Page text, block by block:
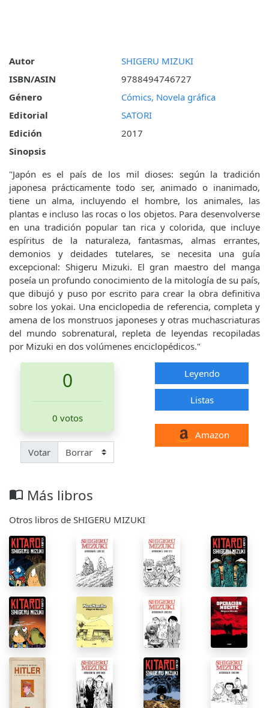
Autor
SHIGERU MIZUKI
ISBN/ASIN
9788494746727
Género
Cómics, Novela gráfica
Editorial
SATORI
Edición
2017
Sinopsis
"Japón es el país de los mil dioses: según la tradición
japonesa prácticamente todo ser, animado o inanimado,
tiene un alma, incluyendo el hombre, los animales, las
plantas e incluso las rocas o los objetos. Para desenvolverse
en una tradición popular tan rica y colorida, que incluye
espíritus de la naturaleza, fantasmas, almas errantes,
demonios y deidades tutelares, se necesita una guía
excepcional: Shigeru Mizuki. El gran maestro del manga
poseía un profundo conocimiento de la mitología de su país,
que dibujó y puso por escrito para crear la obra definitiva
sobre los yokai. Una enciclopedia de referencia, completa y
amena de los monstruos japoneses y otras muchascriaturas
del mundo sobrenatural, repleta de leyendas recopiladas
por Mizuki en dos volúmenes enciclopédicos."
0
0 votos
Votar
Leyendo
Listas
Amazon
import_contacts Más libros
Otros libros de SHIGERU MIZUKI